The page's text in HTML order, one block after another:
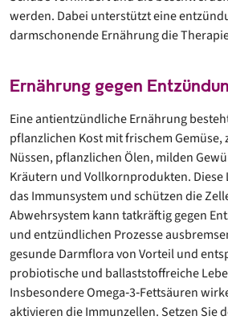
werden. Dabei unterstützt eine
darmschonende Ernährung die
Ernährung gegen
Eine antientzündliche Ernährung
pflanzlichen Kost mit frischem Gemüse,
Nüssen, pflanzlichen Ölen, milden
Kräutern und Vollkornprodukten. Diese
das Immunsystem und schützen die
Abwehrsystem kann tatkräftig gegen
und entzündlichen Prozesse
gesunde Darmflora von Vorteil und
probiotische und ballaststoffreiche
Insbesondere Omega‐3‐Fettsäuren
aktivieren die Immunzellen. Setzen Sie